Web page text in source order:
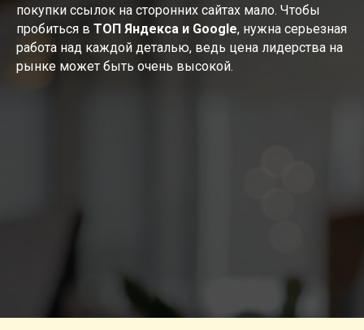
покупки ссылок на сторонних сайтах мало. Чтобы
пробиться в ТОП Яндекса и Google, нужна серьезная
работа над каждой деталью, ведь цена лидерства на
рынке может быть очень высокой.